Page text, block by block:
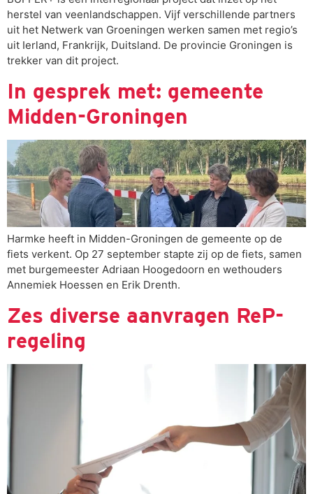
herstel van veenlandschappen. Vijf verschillende partners
uit het Netwerk van Groeningen werken samen met regio’s
uit Ierland, Frankrijk, Duitsland. De provincie Groningen is
trekker van dit project.
In gesprek met: gemeente
Midden-Groningen
Harmke heeft in Midden-Groningen de gemeente op de
fiets verkent. Op 27 september stapte zij op de fiets, samen
met burgemeester Adriaan Hoogedoorn en wethouders
Annemiek Hoessen en Erik Drenth.
Zes diverse aanvragen ReP-
regeling